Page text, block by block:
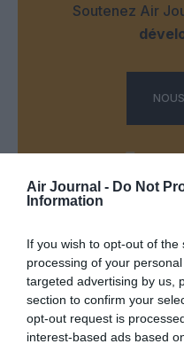
Air Journal - Do Not
Information
If you wish to opt-out of
processing of your
targeted advertising by us,
section to confirm your
opt-out request is
interest-based ads based
Soutenez Air
DERNIERS
NDR
a commenté l'article
Contrôles aux frontières